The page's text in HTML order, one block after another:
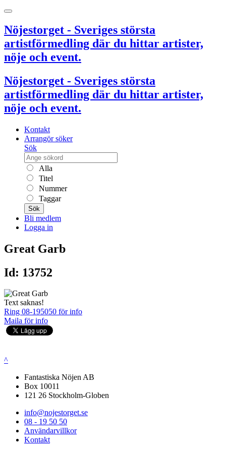
Nöjestorget - Sveriges största
artistförmedling där du hittar artister,
nöje och event.
Nöjestorget - Sveriges största
artistförmedling där du hittar artister,
nöje och event.
Kontakt
Arrangör söker
Sök
Alla
Titel
Nummer
Taggar
Sök
Bli medlem
Logga in
Great Garb
Id: 13752
Text saknas!
Ring 08-195050 för info
Maila för info
^
Fantastiska Nöjen AB
Box 10011
121 26 Stockholm-Globen
info@nojestorget.se
08 - 19 50 50
Användarvillkor
Kontakt